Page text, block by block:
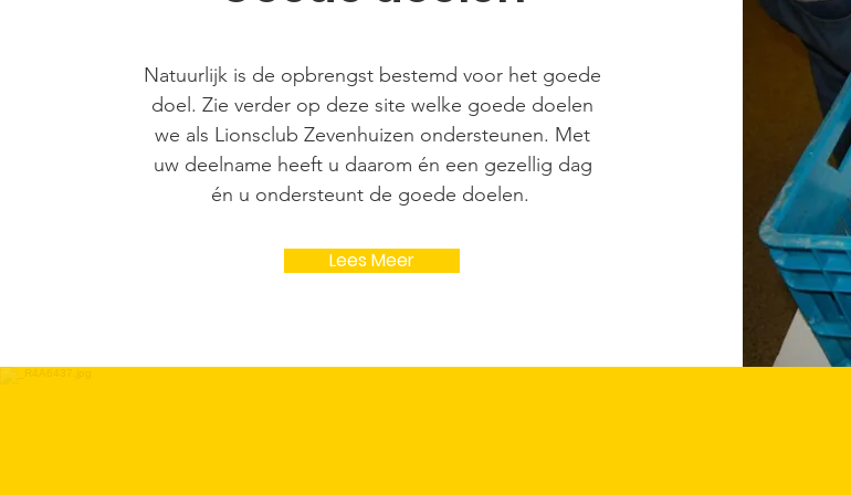
Natuurlijk is de opbrengst bestemd voor het goede
doel. Zie verder op deze site welke goede doelen
we als Lionsclub Zevenhuizen ondersteunen. Met
uw deelname heeft u daarom én een gezellig dag
én u ondersteunt de goede doelen.
Lees Meer